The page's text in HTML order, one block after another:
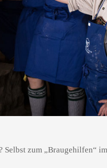
Selbst zum „Braugehilfen“